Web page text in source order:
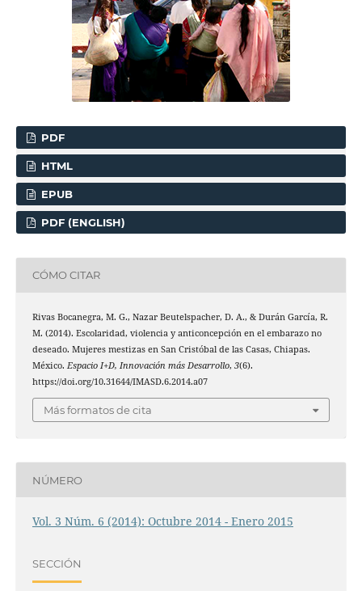
PDF
HTML
EPUB
PDF (ENGLISH)
CÓMO CITAR
Rivas Bocanegra, M. G., Nazar Beutelspacher, D. A., & Durán García, R.
M. (2014). Escolaridad, violencia y anticoncepción en el embarazo no
deseado. Mujeres mestizas en San Cristóbal de las Casas, Chiapas.
México. Espacio I+D, Innovación más Desarrollo, 3(6).
https://doi.org/10.31644/IMASD.6.2014.a07
Más formatos de cita
NÚMERO
Vol. 3 Núm. 6 (2014): Octubre 2014 - Enero 2015
SECCIÓN